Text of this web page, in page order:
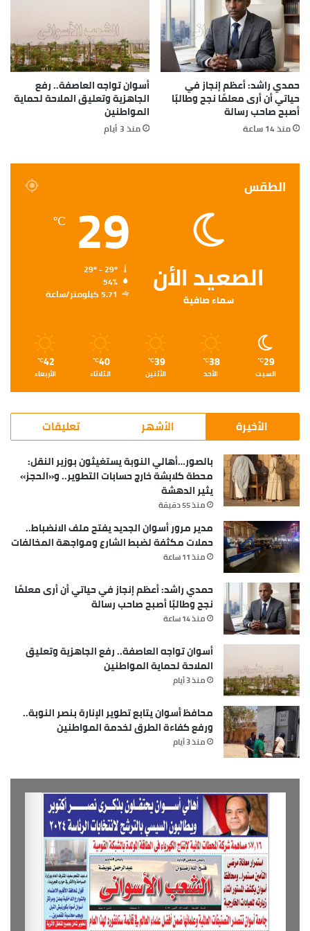
لمتابعة المدارس التى سيتم إدراجها بنطاق الصيانة
الشاملة، لتحديد المدارس الأكثر احتياجًا.
حمدي راشد: أعظم إنجاز في
حياتي أن أرى معلمًا نجح وطالبًا
أصبح صاحب رسالة
منذ 14 ساعة
أسوان تواجه العاصفة.. رفع
الجاهزية وتعليق الملاحة لحماية
المواطنين
منذ 3 أيام
الطقس
الصعيد الأن
سماء صافية
29
℃
54%
5.71 كيلومتر/ساعة
29
℃
السبت
38
℃
الأحد
39
℃
الأثنين
40
℃
الثلاثاء
42
℃
الأربعاء
الأخيرة الأشهر تعليقات
بالصور…أهالي النوبة يستغيثون بوزير النقل:
محطة كلابشة خارج حسابات التطوير.. و«الحجز»
يثير الدهشة
منذ 55 دقيقة
مدير مرور أسوان الجديد يفتح ملف الانضباط..
حملات مكثفة لضبط الشارع ومواجهة المخالفات
منذ 11 ساعة
حمدي راشد: أعظم إنجاز في حياتي أن أرى معلمًا
نجح وطالبًا أصبح صاحب رسالة
منذ 14 ساعة
أسوان تواجه العاصفة.. رفع الجاهزية وتعليق
الملاحة لحماية المواطنين
منذ 3 أيام
محافظ أسوان يتابع تطوير الإنارة بنصر النوبة..
ورفع كفاءة الطرق لخدمة المواطنين
منذ 3 أيام